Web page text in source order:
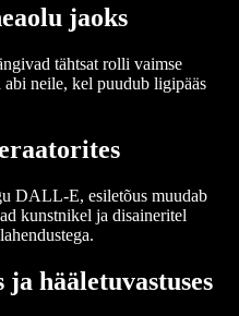
jaoks
tähtsat rolli vaimse
abi neile, kel puudub ligipääs
DALL-E, esiletõus muudab
kunstnikel ja disaineritel
hääletuvastuses